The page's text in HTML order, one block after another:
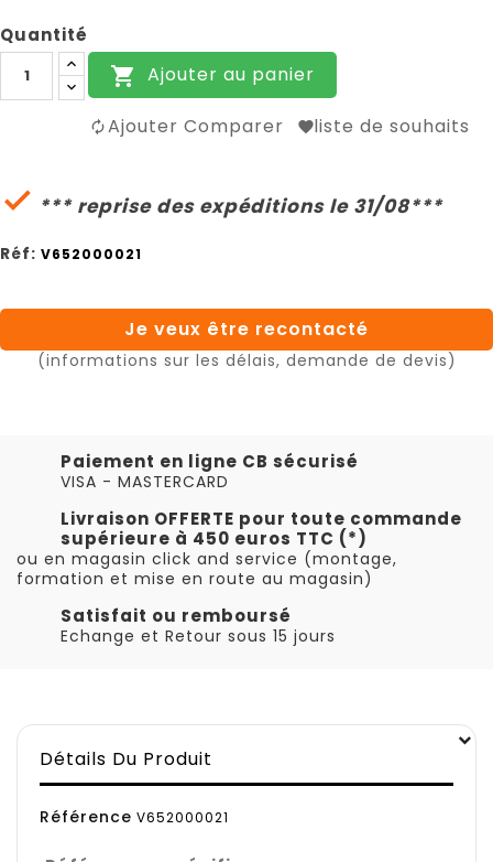
Quantité
 Ajouter au panier
Ajouter Comparer liste de souhaits
 *** reprise des expéditions le 31/08***
Réf: V652000021
Je veux être recontacté
(informations sur les délais, demande de devis)
Paiement en ligne CB sécurisé
VISA - MASTERCARD
Livraison OFFERTE pour toute commande
supérieure à 450 euros TTC (*)
ou en magasin click and service (montage,
formation et mise en route au magasin)
Satisfait ou remboursé
Echange et Retour sous 15 jours
Détails Du Produit
Référence V652000021